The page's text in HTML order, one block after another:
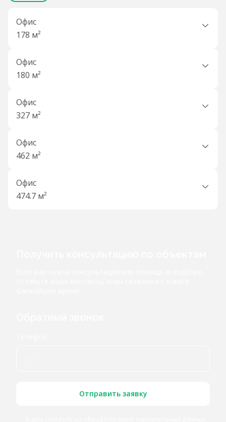
Офис
178 м²
Офис
180 м²
Офис
327 м²
Офис
462 м²
Офис
474.7 м²
Отправить заявку